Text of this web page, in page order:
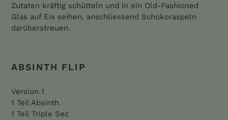
Zutaten kräftig schütteln und in ein Old-Fashioned
Glas auf Eis seihen, anschliessend Schokoraspeln
darüberstreuen.
ABSINTH FLIP
Version 1
1 Teil Absinth
1 Teil Triple Sec